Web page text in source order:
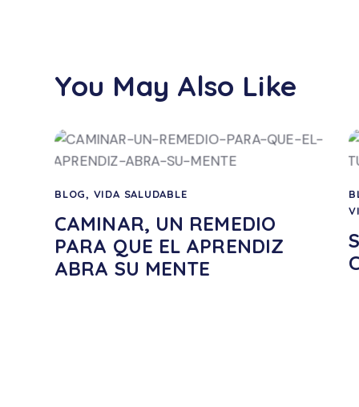
You May Also Like
BLOG, VIDA SALUDABLE
CAMINAR, UN REMEDIO
PARA QUE EL APRENDIZ
ABRA SU MENTE